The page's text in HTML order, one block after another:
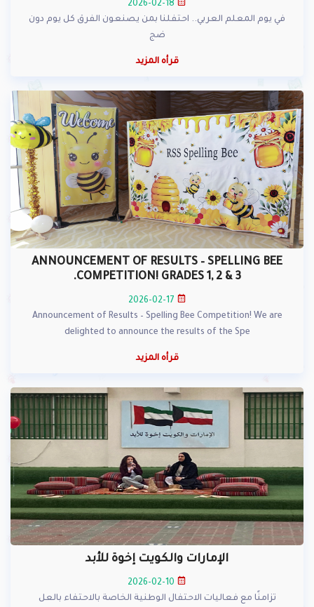
في يوم المعلم العربي.. احتفلنا بمن يصنعون الفرق كل يوم دون
ضج
قرأه المزيد
ANNOUNCEMENT OF RESULTS – SPELLING BEE
COMPETITION! GRADES 1, 2 & 3.
Announcement of Results – Spelling Bee Competition! We are
delighted to announce the results of the Spe
قرأه المزيد
الإمارات والكويت إخوة للأبد
تزامنًا مع فعاليات الاحتفال الوطنية الخاصة بالاحتفاء بالعل